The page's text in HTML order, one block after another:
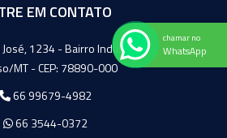
EM CONTATO
Agromeq
José, 1234 - Bairro Industrial
MT - CEP: 78890-000
66 99679-4982
66 3544-0372
chamar no
WhatsApp